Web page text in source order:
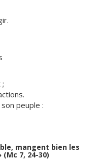
peuple :
mangent bien les
7, 24-30)